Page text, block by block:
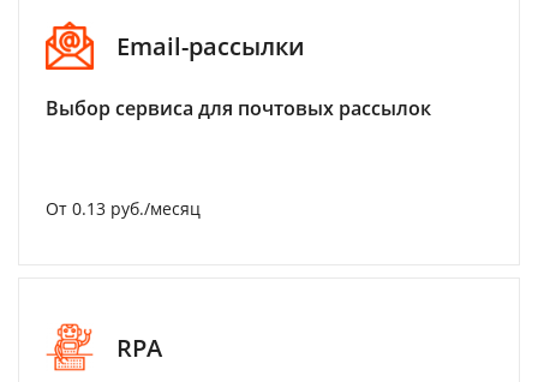
Email-рассылки
Выбор сервиса для почтовых рассылок
От 0.13 руб./месяц
RPA